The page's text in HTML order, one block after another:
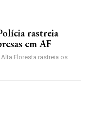
rastreia
em AF
Floresta rastreia os